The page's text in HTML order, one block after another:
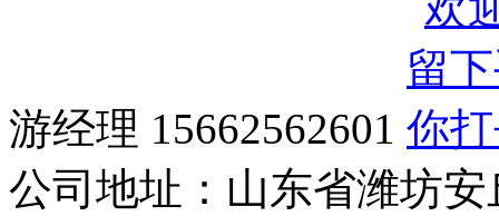
游经理 15662562601
公司地址： 山东省潍坊